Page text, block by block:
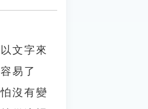
文字來
易了
沒有變